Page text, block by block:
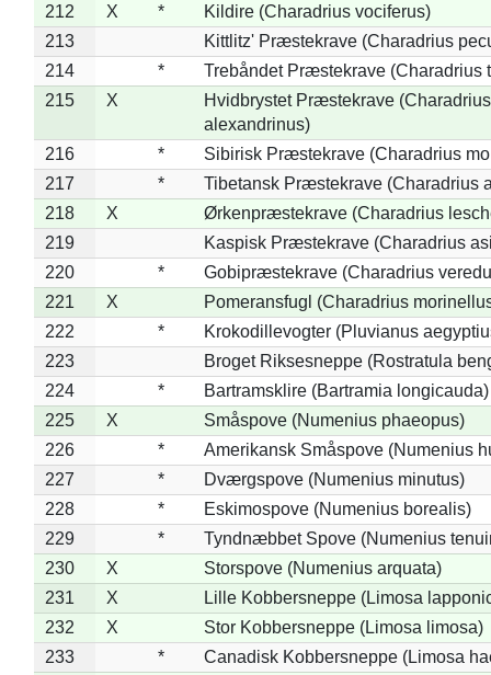
212
X *
Kildire (Charadrius vociferus)
213
Kittlitz' Præstekrave (Charadrius
214
*
Trebåndet Præstekrave (Charadrius
215
X
Hvidbrystet Præstekrave (Charadrius
alexandrinus)
216
*
Sibirisk Præstekrave (Charadrius
217
*
Tibetansk Præstekrave (Charadrius
218
X
Ørkenpræstekrave (Charadrius
219
Kaspisk Præstekrave (Charadrius
220
*
Gobipræstekrave (Charadrius
221
X
Pomeransfugl (Charadrius
222
*
Krokodillevogter (Pluvianus
223
Broget Riksesneppe (Rostratula
224
*
Bartramsklire (Bartramia longicauda)
225
X
Småspove (Numenius phaeopus)
226
*
Amerikansk Småspove (Numenius
227
*
Dværgspove (Numenius minutus)
228
*
Eskimospove (Numenius borealis)
229
*
Tyndnæbbet Spove (Numenius
230
X
Storspove (Numenius arquata)
231
X
Lille Kobbersneppe (Limosa
232
X
Stor Kobbersneppe (Limosa limosa)
233
* Canadisk Kobbersneppe (Limosa